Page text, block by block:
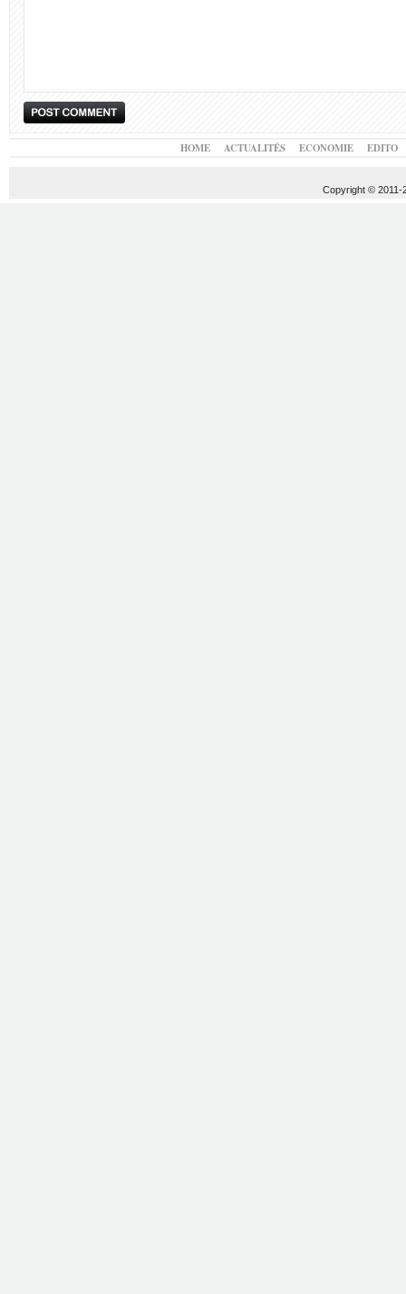
HOME ACTUALITÉS ECONOMIE EDITO
Copyright © 2011-